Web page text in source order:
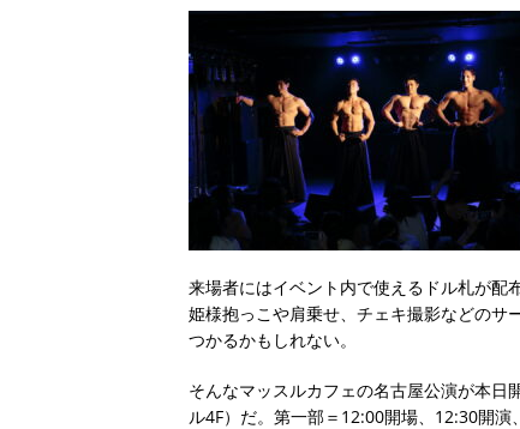
来場者にはイベント内で使えるドル札が配
姫様抱っこや肩乗せ、チェキ撮影などのサ
つかるかもしれない。
そんなマッスルカフェの名古屋公演が本
ル4F）だ。第一部＝12:00開場、12:30開